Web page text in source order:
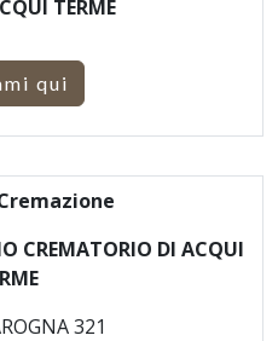
TERME
qui
CREMATORIO DI ACQUI
321